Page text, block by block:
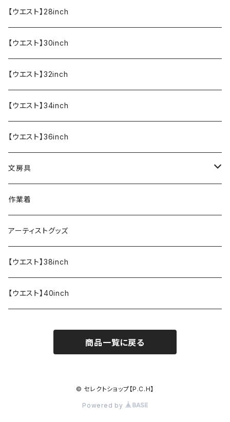
エプロン
半袖Tシャツ
OUTLET!!!!!
【ウエスト】28inch
【ウエスト】30inch
【ウエスト】32inch
【ウエスト】34inch
【ウエスト】36inch
文房具
ペンケース
作業着
アーティストグッズ
【ウエスト】38inch
【ウエスト】40inch
商品一覧に戻る
© セレクトショップ【P.C.H】
Powered by